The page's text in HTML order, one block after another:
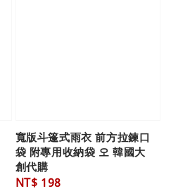
寬版斗篷式雨衣 前方拉鍊口
袋 附專用收納袋 오 韓國大
創代購
Regular
NT$ 198